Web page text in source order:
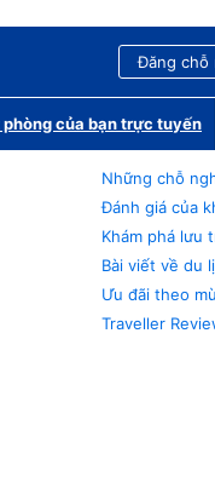
Đăng chỗ
của bạn trực tuyến
Những chỗ
Đánh giá của
Khám phá lưu
Bài viết về du
Ưu đãi theo
Traveller